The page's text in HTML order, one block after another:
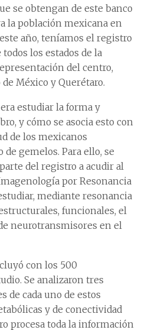
se obtengan de este banco
la población mexicana en
año, teníamos el registro
los estados de la
del centro,
de México y Querétaro.
estudiar la forma y
y cómo se asocia esto con
de los mexicanos
gemelos. Para ello, se
del registro a acudir al
por Resonancia
mediante resonancia
funcionales, el
neurotransmisores en el
con los 500
Se analizaron tres
de cada uno de estos
y de conectividad
procesa toda la información